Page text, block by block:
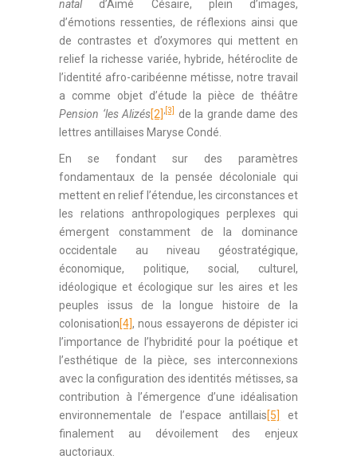
natald’Aimé Césaire, plein d’images,
d’émotions ressenties, de réflexions ainsi que
de contrastes et d’oxymores qui mettent en
relief la richesse variée, hybride, hétéroclite de
l’identité afro-caribéenne métisse, notre travail
a comme objet d’étude la pièce de théâtre
Pension ‘les Alizés[2], [3] de la grande dame des
lettres antillaises Maryse Condé.
En se fondant sur des paramètres
fondamentaux de la pensée décoloniale qui
mettent en relief l’étendue, les circonstances et
les relations anthropologiques perplexes qui
émergent constamment de la dominance
occidentale au niveau géostratégique,
économique, politique, social, culturel,
idéologique et écologique sur les aires et les
peuples issus de la longue histoire de la
colonisation[4], nous essayerons de dépister ici
l’importance de l’hybridité pour la poétique et
l’esthétique de la pièce, ses interconnexions
avec la configuration des identités métisses, sa
contribution à l’émergence d’une idéalisation
environnementale de l’espace antillais[5]
et
finalement au dévoilement des enjeux
auctoriaux.